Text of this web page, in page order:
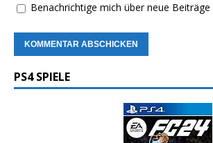
Benachrichtige mich über neue Beiträge
PS4 SPIELE